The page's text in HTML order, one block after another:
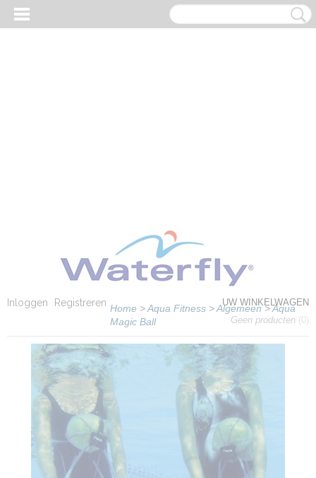
Inloggen Registreren
UW WINKELWAGEN
Geen producten (0)
Home >Aqua Fitness >Algemeen>Aqua
Magic Ball